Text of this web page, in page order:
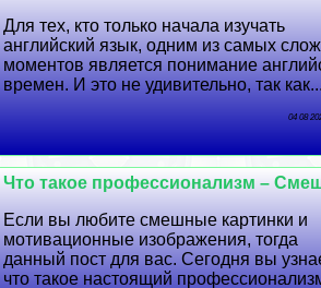
Для тех, кто только начала изучать
английский язык, одним из самых
моментов является понимание
времен. И это не удивительно, так как...
04 08
Что такое профессионализм –
Если вы любите смешные картинки и
мотивационные изображения, тогда
данный пост для вас. Сегодня вы
что такое настоящий